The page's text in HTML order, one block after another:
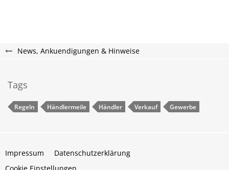
News, Ankuendigungen & Hinweise
Tags
Regeln Händlermeile Händler Verkauf Gewerbe
Impressum
Datenschutzerklärung